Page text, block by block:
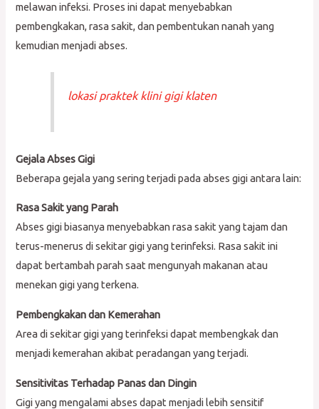
melawan infeksi. Proses ini dapat menyebabkan
pembengkakan, rasa sakit, dan pembentukan nanah yang
kemudian menjadi abses.
lokasi praktek klini gigi klaten
Gejala Abses Gigi
Beberapa gejala yang sering terjadi pada abses gigi antara lain:
Rasa Sakit yang Parah
Abses gigi biasanya menyebabkan rasa sakit yang tajam dan
terus-menerus di sekitar gigi yang terinfeksi. Rasa sakit ini
dapat bertambah parah saat mengunyah makanan atau
menekan gigi yang terkena.
Pembengkakan dan Kemerahan
Area di sekitar gigi yang terinfeksi dapat membengkak dan
menjadi kemerahan akibat peradangan yang terjadi.
Sensitivitas Terhadap Panas dan Dingin
Gigi yang mengalami abses dapat menjadi lebih sensitif